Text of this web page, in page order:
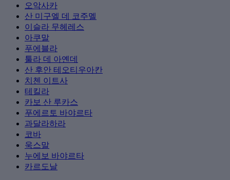
오악사카
산 미구엘 데 코주멜
이슬라 무헤레스
아쿠말
푸에블라
툴라 데 아옌데
산 후안 테오티우아칸
치첸 이트사
테킬라
카보 산 루카스
푸에르토 바야르타
과달라하라
코바
욱스말
누에보 바야르타
카르도날